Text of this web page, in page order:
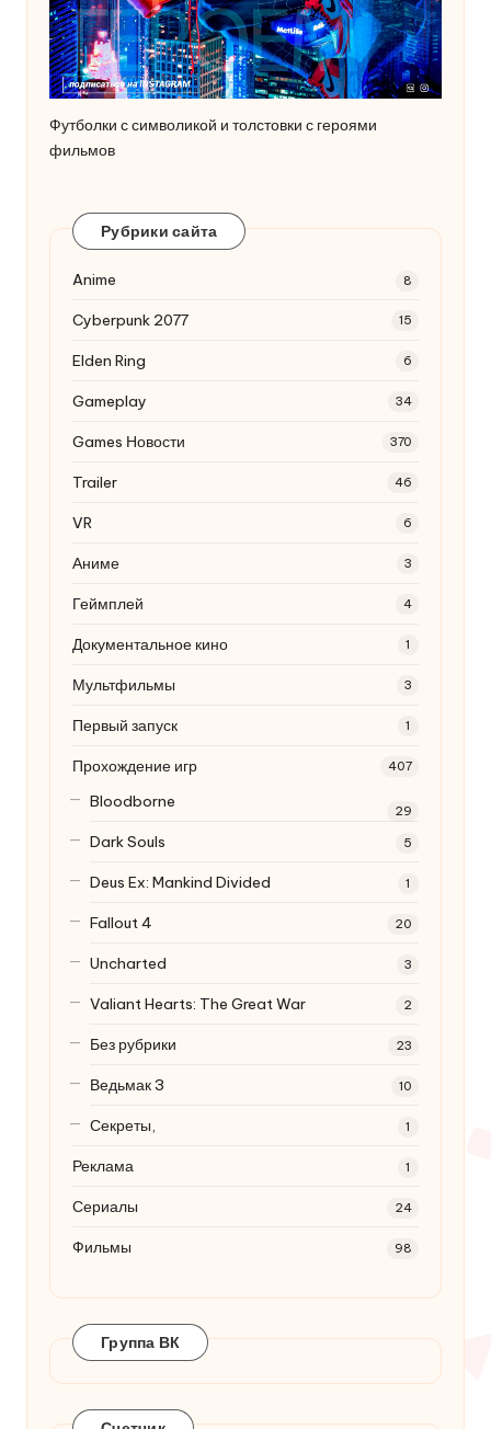
Футболки с символикой и толстовки с героями
фильмов
Рубрики сайта
Anime 8
Cyberpunk 2077 15
Elden Ring 6
Gameplay 34
Games Новости 370
Trailer 46
VR 6
Аниме 3
Геймплей 4
Документальное кино 1
Мультфильмы 3
Первый запуск 1
Прохождение игр 407
Bloodborne 29
Dark Souls 5
Deus Ex: Mankind Divided 1
Fallout 4 20
Uncharted 3
Valiant Hearts: The Great War 2
Без рубрики 23
Ведьмак 3 10
Секреты, 1
Реклама 1
Сериалы 24
Фильмы 98
Группа ВК